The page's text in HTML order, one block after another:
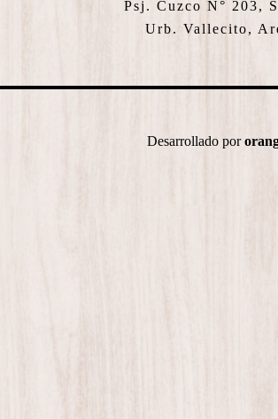
Psj. Cuzco N° 203,
Urb. Vallecito,
Desarrollado por